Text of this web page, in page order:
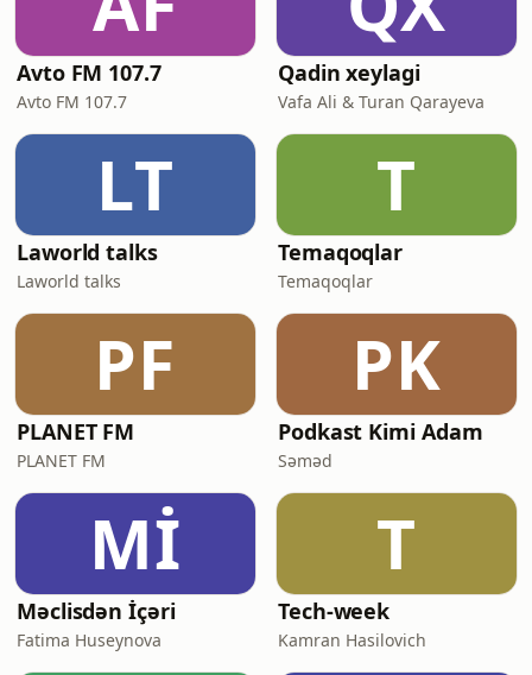
Avto FM 107.7
Avto FM 107.7
Qadin xeylagi
Vafa Ali & Turan Qarayeva
LT
Laworld talks
Laworld talks
T
Temaqoqlar
Temaqoqlar
PF
PLANET FM
PLANET FM
PK
Podkast Kimi Adam
Səməd
Mİ
Məclisdən İçəri
Fatima Huseynova
T
Tech-week
Kamran Hasilovich